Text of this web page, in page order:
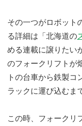
その一つがロボット
る詳細は「北海道の
める連載に譲りたい
のフォークリフトが
トの台車から鉄製コ
ラックに運び込むま
この時、フォークリ